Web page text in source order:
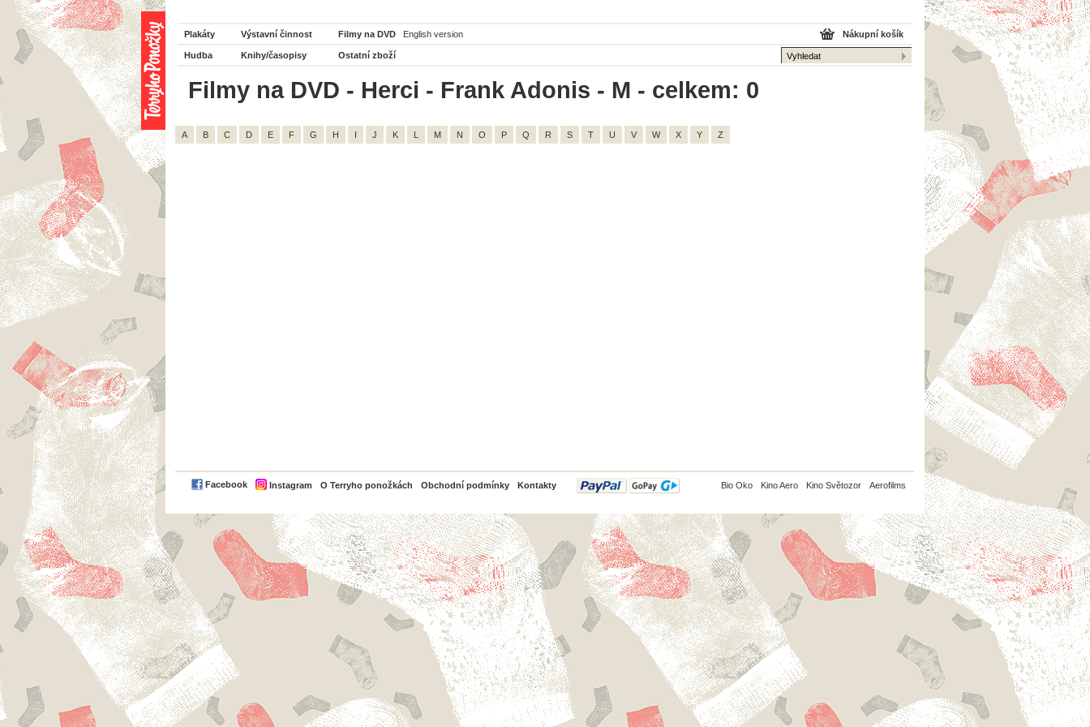
Plakáty Výstavní činnost Filmy na DVD English version
Hudba Knihy/časopisy Ostatní zboží
Nákupní košík
Filmy na DVD - Herci - Frank Adonis - M - celkem: 0
A B C D E F G H I J K L M N O P Q R S T U V W X Y Z
Facebook Instagram O Terryho ponožkách Obchodní podmínky Kontakty
PayPal Bio Oko Kino Aero Kino Světozor Aerofilms